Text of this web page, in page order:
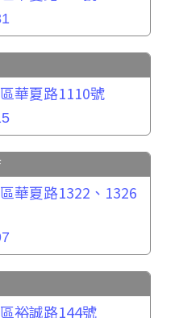
華夏路1110號
華夏路1322、1326
裕誠路144號